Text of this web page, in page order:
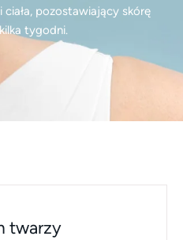
ciała, pozostawiający skórę
tygodni.
twarzy